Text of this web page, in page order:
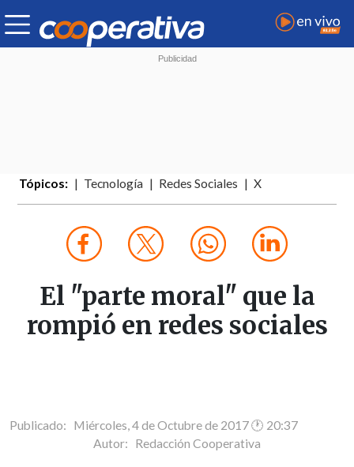
Tópicos: Tecnología Redes Sociales X
El "parte moral" que la
rompió en redes sociales
Publicado: Miércoles, 4 de Octubre de 2017 🕐 20:37
Autor: Redacción Cooperativa